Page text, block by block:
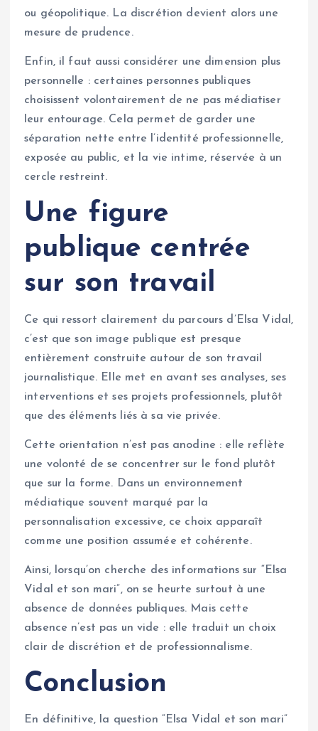
ou géopolitique. La discrétion devient alors une
mesure de prudence.
Enfin, il faut aussi considérer une dimension plus
personnelle : certaines personnes publiques
choisissent volontairement de ne pas médiatiser
leur entourage. Cela permet de garder une
séparation nette entre l’identité professionnelle,
exposée au public, et la vie intime, réservée à un
cercle restreint.
Une figure
publique centrée
sur son travail
Ce qui ressort clairement du parcours d’Elsa Vidal,
c’est que son image publique est presque
entièrement construite autour de son travail
journalistique. Elle met en avant ses analyses, ses
interventions et ses projets professionnels, plutôt
que des éléments liés à sa vie privée.
Cette orientation n’est pas anodine : elle reflète
une volonté de se concentrer sur le fond plutôt
que sur la forme. Dans un environnement
médiatique souvent marqué par la
personnalisation excessive, ce choix apparaît
comme une position assumée et cohérente.
Ainsi, lorsqu’on cherche des informations sur “Elsa
Vidal et son mari”, on se heurte surtout à une
absence de données publiques. Mais cette
absence n’est pas un vide : elle traduit un choix
clair de discrétion et de professionnalisme.
Conclusion
En définitive, la question “Elsa Vidal et son mari”